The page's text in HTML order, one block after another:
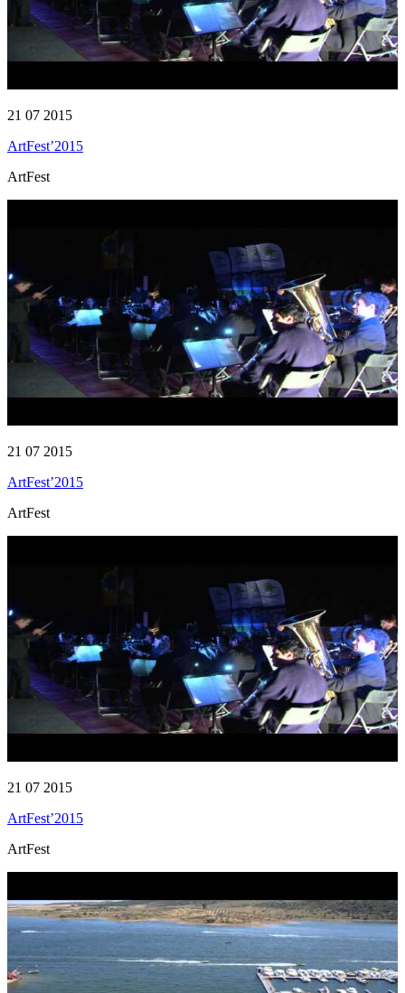
21 07 2015
ArtFest’2015
ArtFest
21 07 2015
ArtFest’2015
ArtFest
21 07 2015
ArtFest’2015
ArtFest